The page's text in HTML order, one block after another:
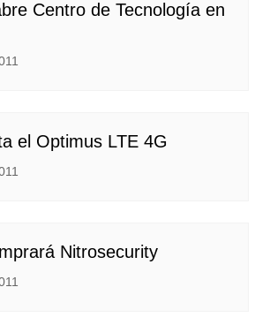
Centro de Tecnología en
el Optimus LTE 4G
Nitrosecurity